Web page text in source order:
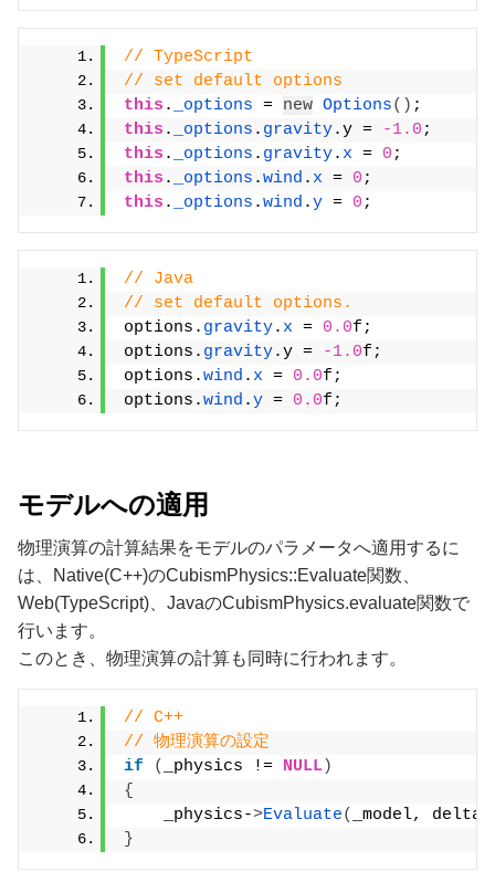
// TypeScript
// set default options
this . _options = new Options( ) ;
this . _options . gravity.y = -1.0 ;
this . _options . gravity. x = 0 ;
this . _options .wind . x = 0 ;
this . _options .wind .y = 0 ;
// Java
// set default options.
options. gravity. x = 0.0f;
options. gravity.y = -1.0f;
options.wind . x = 0.0f;
options.wind .y = 0.0f;
モデルへの適用
物理演算の計算結果をモデルのパラメータへ適用するに
は、Native(C++)のCubismPhysics::Evaluate関数、
Web(TypeScript)、JavaのCubismPhysics.evaluate関数で
行います。
このとき、物理演算の計算も同時に行われます。
// C++
// 物理演算の設定
if
( _physics != NULL)
{
    _physics-
>Evaluate(
_model,
}